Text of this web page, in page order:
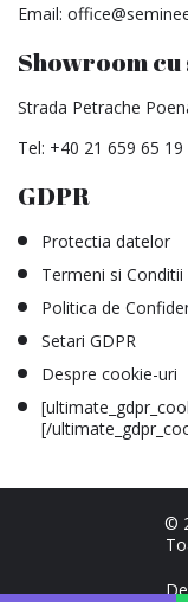
Email:
Showroom
Strada Petrache
Tel: +40 21 659 65 19
GDPR
Protectia datelor
Termeni si Conditii
Politica de
Setari GDPR
Despre cookie-uri
[/
©